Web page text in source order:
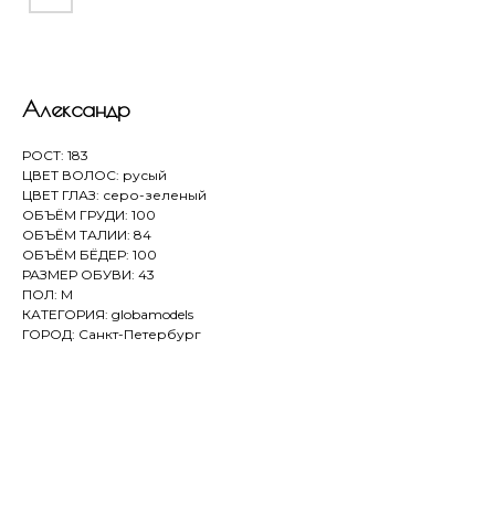
Александр
РОСТ: 183
ЦВЕТ ВОЛОС: русый
ЦВЕТ ГЛАЗ: серо-зеленый
ОБЪЁМ ГРУДИ: 100
ОБЪЁМ ТАЛИИ: 84
ОБЪЁМ БЁДЕР: 100
РАЗМЕР ОБУВИ: 43
ПОЛ: М
КАТЕГОРИЯ: globamodels
ГОРОД: Санкт-Петербург